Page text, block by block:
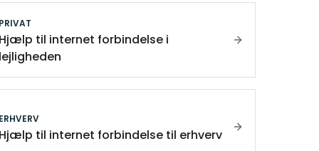
PRIVAT
Hjælp til internet forbindelse i
lejligheden
ERHVERV
Hjælp til internet forbindelse til erhverv